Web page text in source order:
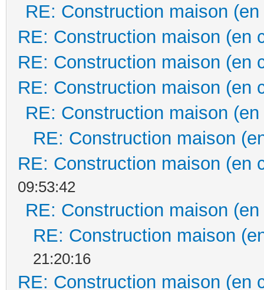
RE: Construction maison
RE: Construction maison (en
RE: Construction maison (en
RE: Construction maison (en
RE: Construction maison
RE: Construction maison
RE: Construction maison (en
09:53:42
RE: Construction maison
RE: Construction maison
21:20:16
RE: Construction maison (en